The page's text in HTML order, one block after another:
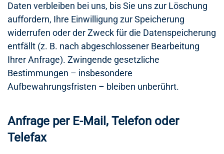
Daten verbleiben bei uns, bis Sie uns zur Löschung
auffordern, Ihre Einwilligung zur Speicherung
widerrufen oder der Zweck für die Datenspeicherung
entfällt (z. B. nach abgeschlossener Bearbeitung
Ihrer Anfrage). Zwingende gesetzliche
Bestimmungen – insbesondere
Aufbewahrungsfristen – bleiben unberührt.
Anfrage per E-Mail, Telefon oder
Telefax